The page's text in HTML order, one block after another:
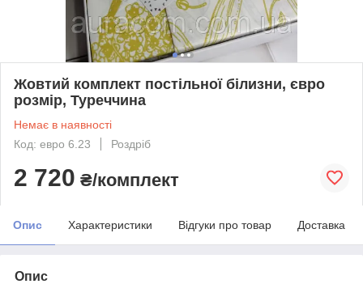
Жовтий комплект постільної білизни, євро
розмір, Туреччина
Немає в наявності
Код: евро 6.23
Роздріб
2 720 ₴/комплект
Опис Характеристики Відгуки про товар Доставка
Опис